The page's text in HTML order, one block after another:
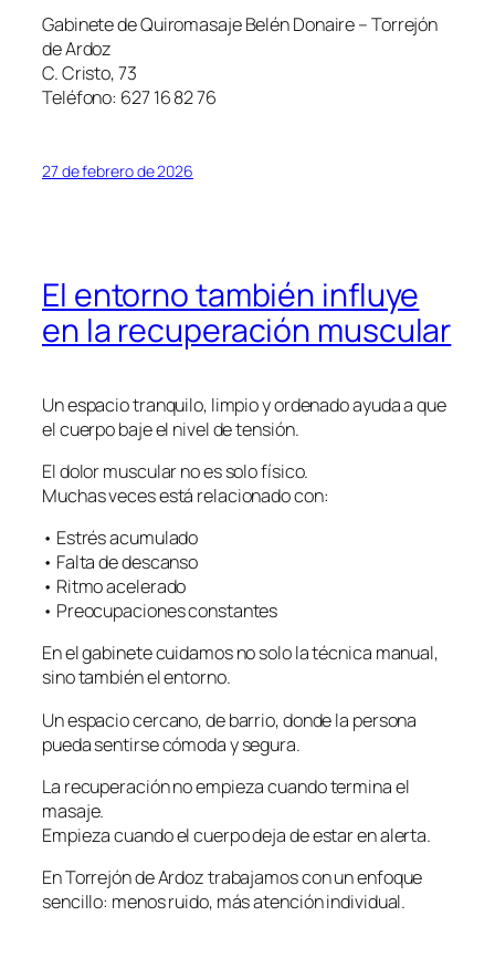
Gabinete de Quiromasaje Belén Donaire – Torrejón
de Ardoz
C. Cristo, 73
Teléfono: 627 16 82 76
27 de febrero de 2026
El entorno también influye
en la recuperación muscular
Un espacio tranquilo, limpio y ordenado ayuda a que
el cuerpo baje el nivel de tensión.
El dolor muscular no es solo físico.
Muchas veces está relacionado con:
• Estrés acumulado
• Falta de descanso
• Ritmo acelerado
• Preocupaciones constantes
En el gabinete cuidamos no solo la técnica manual,
sino también el entorno.
Un espacio cercano, de barrio, donde la persona
pueda sentirse cómoda y segura.
La recuperación no empieza cuando termina el
masaje.
Empieza cuando el cuerpo deja de estar en alerta.
En Torrejón de Ardoz trabajamos con un enfoque
sencillo: menos ruido, más atención individual.